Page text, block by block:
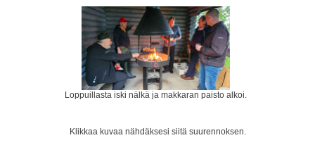
Loppuillasta iski nälkä ja makkaran paisto alkoi.
Klikkaa kuvaa nähdäksesi siitä suurennoksen.